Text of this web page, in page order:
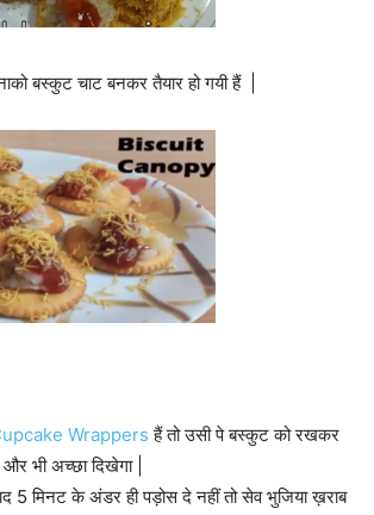
बस्कुट चाट बनकर तैयार हो गयी हैं |
Wrappers हैं तो उसी पे बस्कुट को रखकर
भी अच्छा दिखेगा |
5 मिनट के अंडर ही पड़ोस दे नहीं तो सेव भुजिया ख़राब